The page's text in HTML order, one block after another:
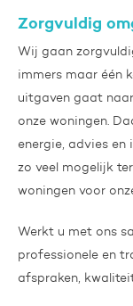
Zorgvuldig
Wij gaan
immers maar één
uitgaven gaat
onze woningen.
energie, advies en
zo veel mogelijk
woningen voor
Werkt u met ons
professionele en
afspraken,